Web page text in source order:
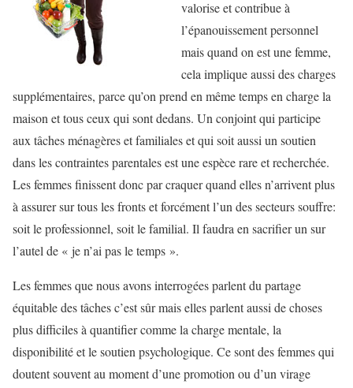
valorise et contribue à
l’épanouissement personnel
mais quand on est une femme,
cela implique aussi des charges
supplémentaires, parce qu’on prend en même temps en charge la
maison et tous ceux qui sont dedans. Un conjoint qui participe
aux tâches ménagères et familiales et qui soit aussi un soutien
dans les contraintes parentales est une espèce rare et recherchée.
Les femmes finissent donc par craquer quand elles n’arrivent plus
à assurer sur tous les fronts et forcément l’un des secteurs souffre:
soit le professionnel, soit le familial. Il faudra en sacrifier un sur
l’autel de « je n’ai pas le temps ».
Les femmes que nous avons interrogées parlent du partage
équitable des tâches c’est sûr mais elles parlent aussi de choses
plus difficiles à quantifier comme la charge mentale, la
disponibilité et le soutien psychologique. Ce sont des femmes qui
doutent souvent au moment d’une promotion ou d’un virage